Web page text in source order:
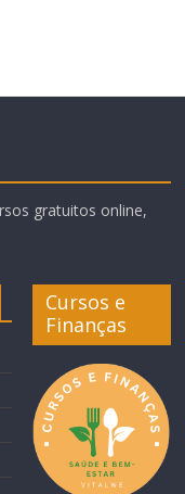
gratuitos online,
Cursos e
Finanças